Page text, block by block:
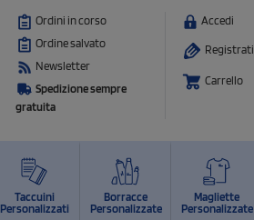
Ordini in corso
Ordine salvato
Newsletter
Spedizione sempre
gratuita
Accedi
Registrati
Carrello
Taccuini
Personalizzati
Borracce
Personalizzate
Magliette
Personalizzate